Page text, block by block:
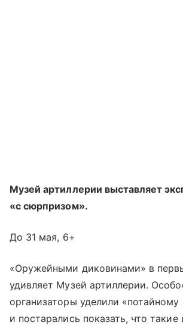
Музей артиллерии выставляет
«с сюрпризом».
До 31 мая, 6+
«Оружейными диковинами» в
удивляет Музей артиллерии.
организаторы уделили
и постарались показать, что